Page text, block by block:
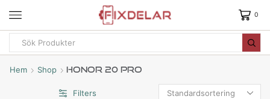
0
Hem Shop Honor 20 Pro
Filters